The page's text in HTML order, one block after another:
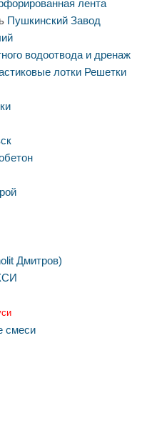
лента
Пушкинский Завод
водоотвода и дренаж
лотки Решетки
Дмитров)
смеси